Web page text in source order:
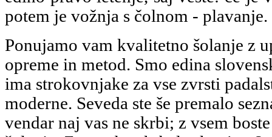
potem je vožnja s čolnom - plavanje.
Ponujamo vam kvalitetno šolanje z
opreme in metod. Smo edina
ima strokovnjake za vse zvrsti
moderne. Seveda ste še premalo
vendar naj vas ne skrbi; z vsem